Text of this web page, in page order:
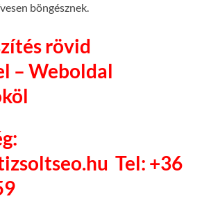
böngésznek.
rövid
– Weboldal
Tel: +36